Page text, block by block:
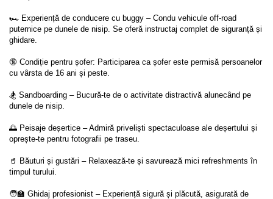
🏎 Experiență de conducere cu buggy – Condu vehicule off-road
puternice pe dunele de nisip. Se oferă instructaj complet de siguranță și
ghidare.
🔞 Condiție pentru șofer: Participarea ca șofer este permisă persoanelor
cu vârsta de 16 ani și peste.
🏂 Sandboarding – Bucură-te de o activitate distractivă alunecând pe
dunele de nisip.
🌅 Peisaje deșertice – Admiră priveliști spectaculoase ale deșertului și
oprește-te pentru fotografii pe traseu.
🥤 Băuturi și gustări – Relaxează-te și savurează mici refreshments în
timpul turului.
🧑‍🏫 Ghidaj profesionist – Experiență sigură și plăcută, asigurată de